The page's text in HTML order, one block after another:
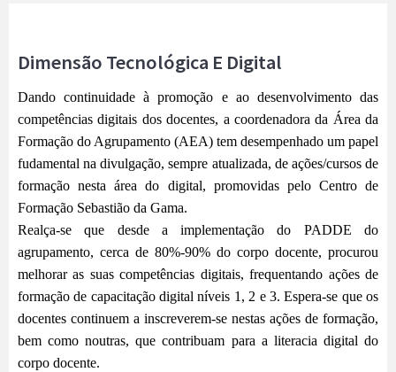
Dimensão Tecnológica E Digital
Dando continuidade à promoção e ao desenvolvimento das
competências digitais dos docentes, a coordenadora da Área da
Formação do Agrupamento (AEA) tem desempenhado um papel
fudamental na divulgação, sempre atualizada, de ações/cursos de
formação nesta área do digital, promovidas pelo Centro de
Formação Sebastião da Gama.
Realça-se que desde a implementação do PADDE do
agrupamento, cerca de 80%-90% do corpo docente, procurou
melhorar as suas competências digitais, frequentando ações de
formação de capacitação digital níveis 1, 2 e 3. Espera-se que os
docentes continuem a inscreverem-se nestas ações de formação,
bem como noutras, que contribuam para a literacia digital do
corpo docente.